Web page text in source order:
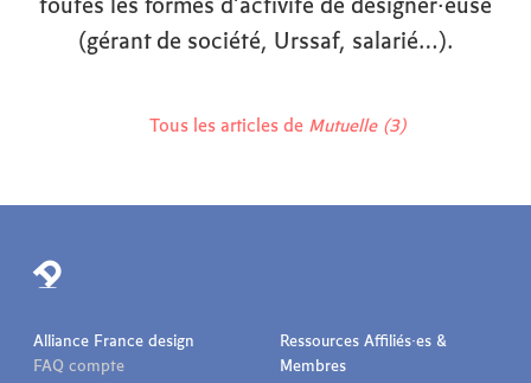
toutes les formes d’activité de designer·euse
(gérant de société, Urssaf, salarié…).
Tous les articles de Mutuelle (3)
Alliance France design
FAQ compte
Ressources Affiliés·es &
Membres